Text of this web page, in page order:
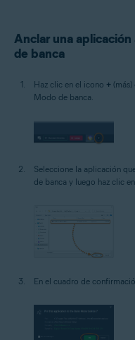
Anclar una
de banca
Haz clic en el icono +
Modo de banca.
Seleccione la aplicación
de banca y luego haz clic en
En el cuadro de